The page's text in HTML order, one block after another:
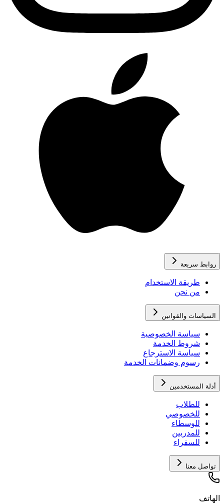
روابط سريعة
طريقة الاستخدام
من نحن
السياسات والقوانين
سياسة الخصوصية
شروط الخدمة
سياسة الاسترجاع
رسوم وضمانات الخدمة
أدلة المستخدمين
للطلاب
للخصوصي
للوسطاء
للمدربين
للسفراء
تواصل معنا
الهاتف